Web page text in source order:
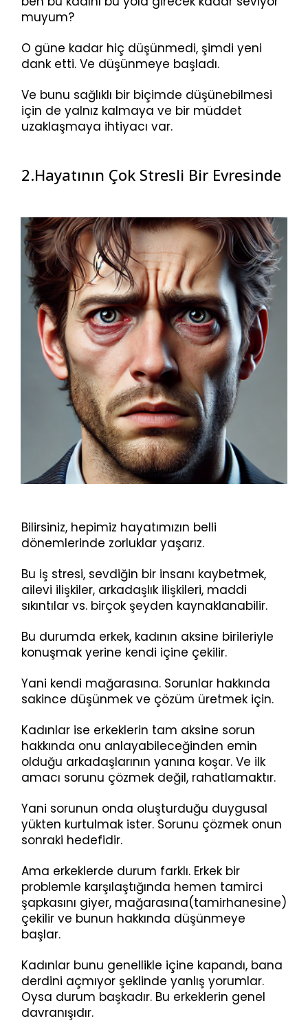
muyum?
O güne kadar hiç düşünmedi, şimdi yeni
dank etti. Ve düşünmeye başladı.
Ve bunu sağlıklı bir biçimde düşünebilmesi
için de yalnız kalmaya ve bir müddet
uzaklaşmaya ihtiyacı var.
2.Hayatının Çok Stresli Bir Evresinde
Bilirsiniz, hepimiz hayatımızın belli
dönemlerinde zorluklar yaşarız.
Bu iş stresi, sevdiğin bir insanı kaybetmek,
ailevi ilişkiler, arkadaşlık ilişkileri, maddi
sıkıntılar vs. birçok şeyden kaynaklanabilir.
Bu durumda erkek, kadının aksine birileriyle
konuşmak yerine kendi içine çekilir.
Yani kendi mağarasına. Sorunlar hakkında
sakince düşünmek ve çözüm üretmek için.
Kadınlar ise erkeklerin tam aksine sorun
hakkında onu anlayabileceğinden emin
olduğu arkadaşlarının yanına koşar. Ve ilk
amacı sorunu çözmek değil, rahatlamaktır.
Yani sorunun onda oluşturduğu duygusal
yükten kurtulmak ister. Sorunu çözmek onun
sonraki hedefidir.
Ama erkeklerde durum farklı. Erkek bir
problemle karşılaştığında hemen tamirci
şapkasını giyer, mağarasına(tamirhanesine)
çekilir ve bunun hakkında düşünmeye
başlar.
Kadınlar bunu genellikle içine kapandı, bana
derdini açmıyor şeklinde yanlış yorumlar.
Oysa durum başkadır. Bu erkeklerin genel
davranışıdır.